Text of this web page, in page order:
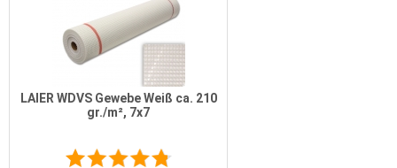
LAIER WDVS Gewebe Weiß ca. 210
gr./m², 7x7